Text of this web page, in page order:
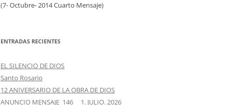
(7- Octubre- 2014 Cuarto Mensaje)
ENTRADAS RECIENTES
EL SILENCIO DE DIOS
Santo Rosario
12 ANIVERSARIO DE LA OBRA DE DIOS
ANUNCIO MENSAJE 146 1. JULIO. 2026